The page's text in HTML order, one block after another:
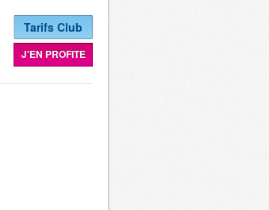
Tarifs Club
J'EN PROFITE